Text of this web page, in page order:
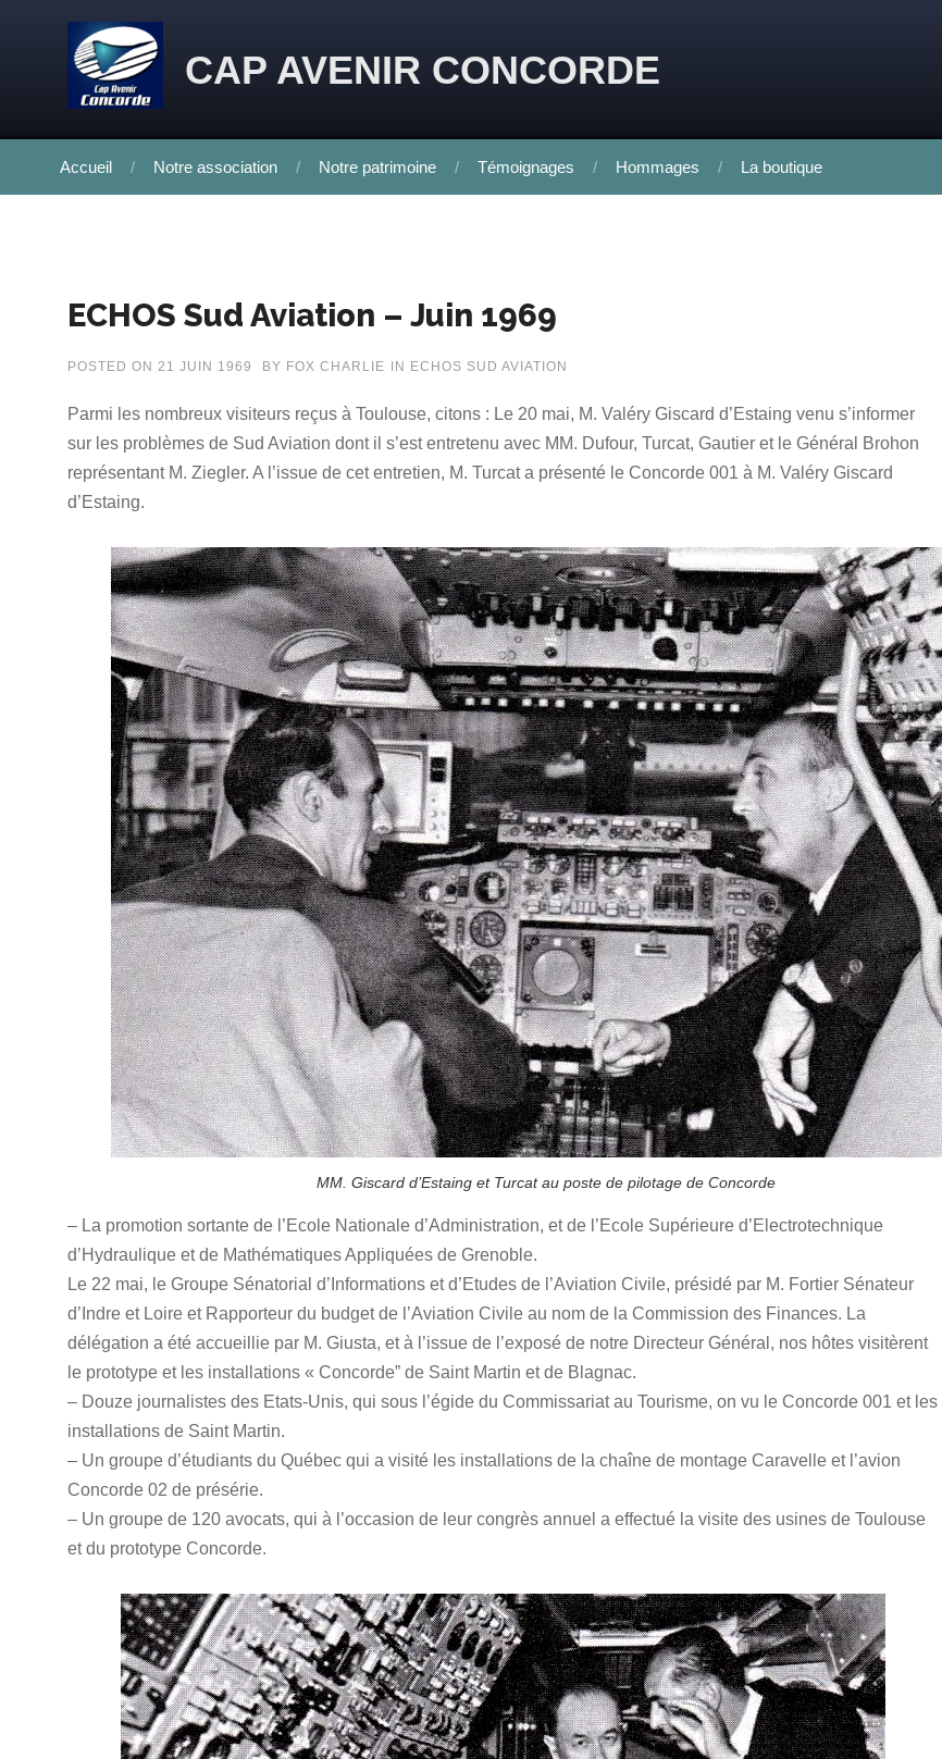
CAP AVENIR CONCORDE
Accueil Notre association Notre patrimoine Témoignages Hommages La boutique
ECHOS Sud Aviation – Juin 1969
POSTED ON 21 JUIN 1969 BY FOX CHARLIE IN ECHOS SUD AVIATION
Parmi les nombreux visiteurs reçus à Toulouse, citons : Le 20 mai, M. Valéry Giscard d’Estaing venu s’informer
sur les problèmes de Sud Aviation dont il s’est entretenu avec MM. Dufour, Turcat, Gautier et le Général Brohon
représentant M. Ziegler. A l’issue de cet entretien, M. Turcat a présenté le Concorde 001 à M. Valéry Giscard
d’Estaing.
MM. Giscard d’Estaing et Turcat au poste de pilotage de Concorde
– La promotion sortante de l’Ecole Nationale d’Administration, et de l’Ecole Supérieure d’Electrotechnique
d’Hydraulique et de Mathématiques Appliquées de Grenoble.
Le 22 mai, le Groupe Sénatorial d’Informations et d’Etudes de l’Aviation Civile, présidé par M. Fortier Sénateur
d’Indre et Loire et Rapporteur du budget de l’Aviation Civile au nom de la Commission des Finances. La
délégation a été accueillie par M. Giusta, et à l’issue de l’exposé de notre Directeur Général, nos hôtes visitèrent
le prototype et les installations « Concorde” de Saint Martin et de Blagnac.
– Douze journalistes des Etats-Unis, qui sous l’égide du Commissariat au Tourisme, on vu le Concorde 001 et les
installations de Saint Martin.
– Un groupe d’étudiants du Québec qui a visité les installations de la chaîne de montage Caravelle et l’avion
Concorde 02 de présérie.
– Un groupe de 120 avocats, qui à l’occasion de leur congrès annuel a effectué la visite des usines de Toulouse
et du prototype Concorde.